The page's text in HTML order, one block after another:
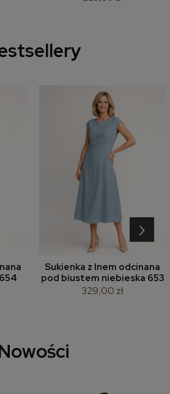
Sukienka z lnem odcinana
pod biustem niebieska 653
329,00 zł
›